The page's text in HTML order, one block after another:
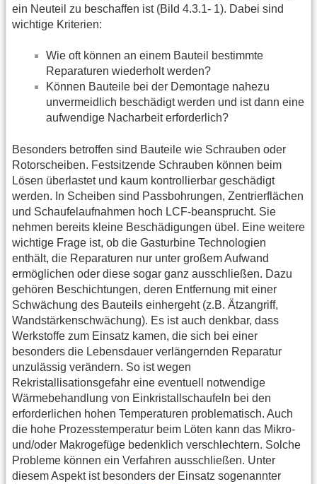
ein Neuteil zu beschaffen ist (Bild 4.3.1- 1). Dabei sind
wichtige Kriterien:
Wie oft können an einem Bauteil bestimmte
Reparaturen wiederholt werden?
Können Bauteile bei der Demontage nahezu
unvermeidlich beschädigt werden und ist dann eine
aufwendige Nacharbeit erforderlich?
Besonders betroffen sind Bauteile wie Schrauben oder
Rotorscheiben. Festsitzende Schrauben können beim
Lösen überlastet und kaum kontrollierbar geschädigt
werden. In Scheiben sind Passbohrungen, Zentrierflächen
und Schaufelaufnahmen hoch LCF-beansprucht. Sie
nehmen bereits kleine Beschädigungen übel. Eine weitere
wichtige Frage ist, ob die Gasturbine Technologien
enthält, die Reparaturen nur unter großem Aufwand
ermöglichen oder diese sogar ganz ausschließen. Dazu
gehören Beschichtungen, deren Entfernung mit einer
Schwächung des Bauteils einhergeht (z.B. Ätzangriff,
Wandstärkenschwächung). Es ist auch denkbar, dass
Werkstoffe zum Einsatz kamen, die sich bei einer
besonders die Lebensdauer verlängernden Reparatur
unzulässig verändern. So ist wegen
Rekristallisationsgefahr eine eventuell notwendige
Wärmebehandlung von Einkristallschaufeln bei den
erforderlichen hohen Temperaturen problematisch. Auch
die hohe Prozesstemperatur beim Löten kann das Mikro-
und/oder Makrogefüge bedenklich verschlechtern. Solche
Probleme können ein Verfahren ausschließen. Unter
diesem Aspekt ist besonders der Einsatz sogenannter